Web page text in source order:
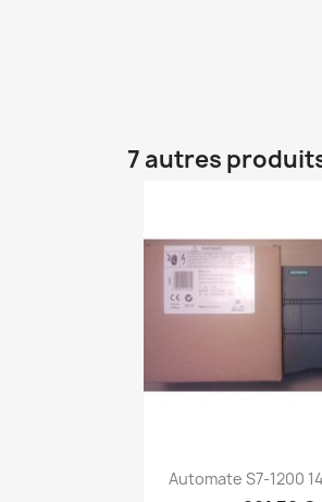
7 autres
Aperçu
Automate S7-1200